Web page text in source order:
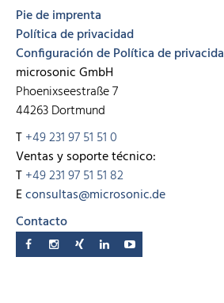
Pie de imprenta
Política de privacidad
Configuración de Política de
microsonic GmbH
Phoenixseestraße 7
44263 Dortmund
T+49 231 97 51 51 0
Ventas y soporte técnico:
T+49 231 97 51 51 82
Econsultas@microsonic.de
Contacto